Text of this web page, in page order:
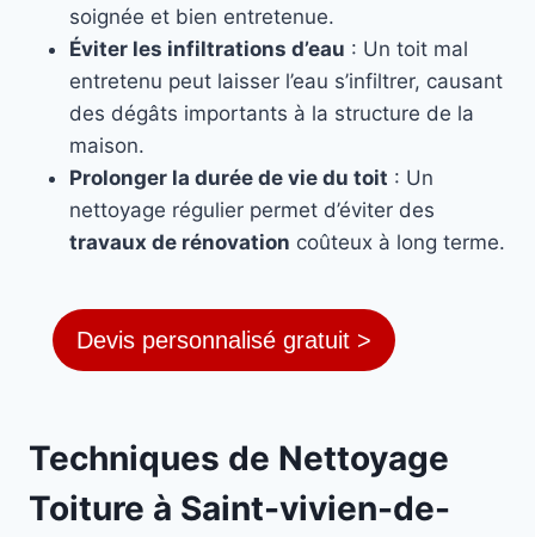
soignée et bien entretenue.
Éviter les infiltrations d’eau : Un toit mal
entretenu peut laisser l’eau s’infiltrer, causant
des dégâts importants à la structure de la
maison.
Prolonger la durée de vie du toit : Un
nettoyage régulier permet d’éviter des
travaux de rénovation coûteux à long terme.
Devis personnalisé gratuit >
Techniques de Nettoyage
Toiture à Saint-vivien-de-